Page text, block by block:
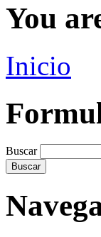
You
Inicio
Buscar